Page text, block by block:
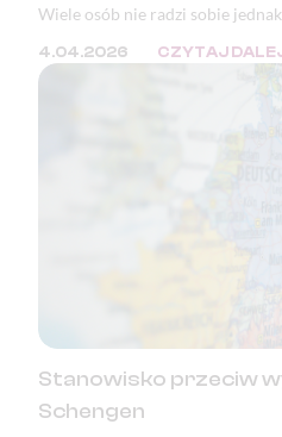
Wiele osób nie radzi sobie
tym w Polsce, zaburzenia
4.04.2026 CZYTAJ
Stanowisko przeciw
Schengen